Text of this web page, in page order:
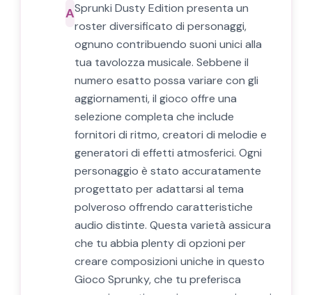
ASprunki Dusty Edition presenta un
roster diversificato di personaggi,
ognuno contribuendo suoni unici alla
tua tavolozza musicale. Sebbene il
numero esatto possa variare con gli
aggiornamenti, il gioco offre una
selezione completa che include
fornitori di ritmo, creatori di melodie e
generatori di effetti atmosferici. Ogni
personaggio è stato accuratamente
progettato per adattarsi al tema
polveroso offrendo caratteristiche
audio distinte. Questa varietà assicura
che tu abbia plenty di opzioni per
creare composizioni uniche in questo
Gioco Sprunky, che tu preferisca